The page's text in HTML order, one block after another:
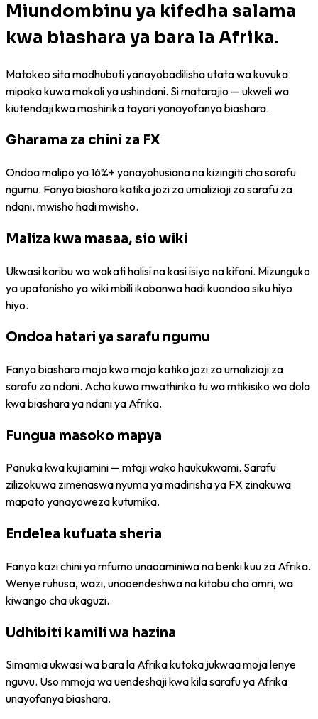
Miundombinu ya kifedha salama
kwa biashara ya bara la Afrika.
Matokeo sita madhubuti yanayobadilisha utata wa kuvuka
mipaka kuwa makali ya ushindani. Si matarajio — ukweli wa
kiutendaji kwa mashirika tayari yanayofanya biashara.
Gharama za chini za FX
Ondoa malipo ya 16%+ yanayohusiana na kizingiti cha sarafu
ngumu. Fanya biashara katika jozi za umaliziaji za sarafu za
ndani, mwisho hadi mwisho.
Maliza kwa masaa, sio wiki
Ukwasi karibu wa wakati halisi na kasi isiyo na kifani. Mizunguko
ya upatanisho ya wiki mbili ikabanwa hadi kuondoa siku hiyo
hiyo.
Ondoa hatari ya sarafu ngumu
Fanya biashara moja kwa moja katika jozi za umaliziaji za
sarafu za ndani. Acha kuwa mwathirika tu wa mtikisiko wa dola
kwa biashara ya ndani ya Afrika.
Fungua masoko mapya
Panuka kwa kujiamini — mtaji wako haukukwami. Sarafu
zilizokuwa zimenaswa nyuma ya madirisha ya FX zinakuwa
mapato yanayoweza kutumika.
Endelea kufuata sheria
Fanya kazi chini ya mfumo unaoaminiwa na benki kuu za Afrika.
Wenye ruhusa, wazi, unaoendeshwa na kitabu cha amri, wa
kiwango cha ukaguzi.
Udhibiti kamili wa hazina
Simamia ukwasi wa bara la Afrika kutoka jukwaa moja lenye
nguvu. Uso mmoja wa uendeshaji kwa kila sarafu ya Afrika
unayofanya biashara.